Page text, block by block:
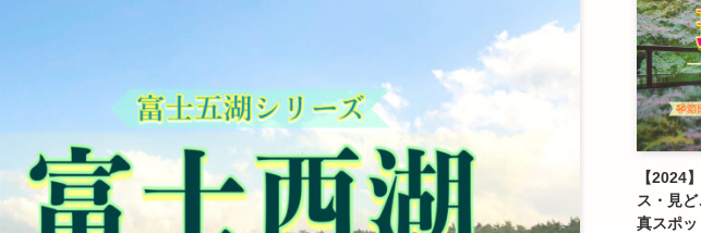
【2024
ス・見
真スポッ